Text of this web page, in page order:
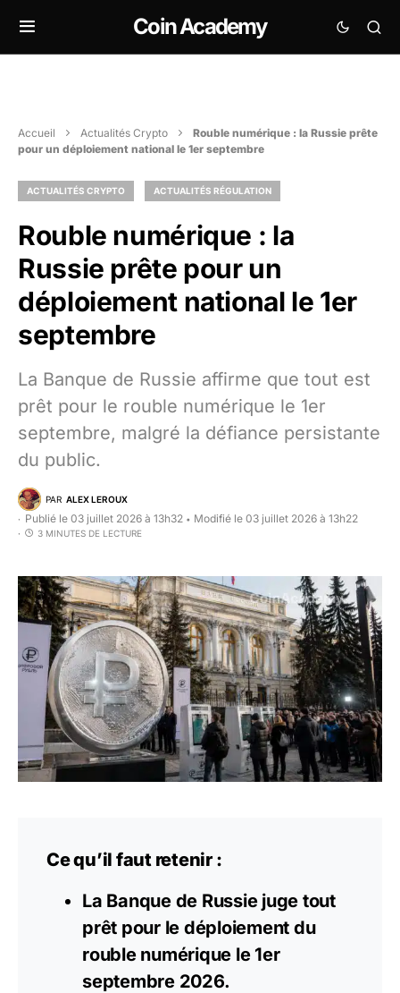
Coin Academy
Accueil Actualités Crypto
Rouble numérique : la Russie prête
pour un déploiement national le 1er septembre
ACTUALITÉS CRYPTO ACTUALITÉS RÉGULATION
Rouble numérique : la
Russie prête pour un
déploiement national le 1er
septembre
La Banque de Russie affirme que tout est
prêt pour le rouble numérique le 1er
septembre, malgré la défiance persistante
du public.
PAR ALEX LEROUX
Publié le 03 juillet 2026 à 13h32 • Modifié le 03 juillet 2026 à 13h22
3 MINUTES DE LECTURE
Ce qu’il faut retenir :
La Banque de Russie juge tout
prêt pour le déploiement du
rouble numérique le 1er
septembre 2026.